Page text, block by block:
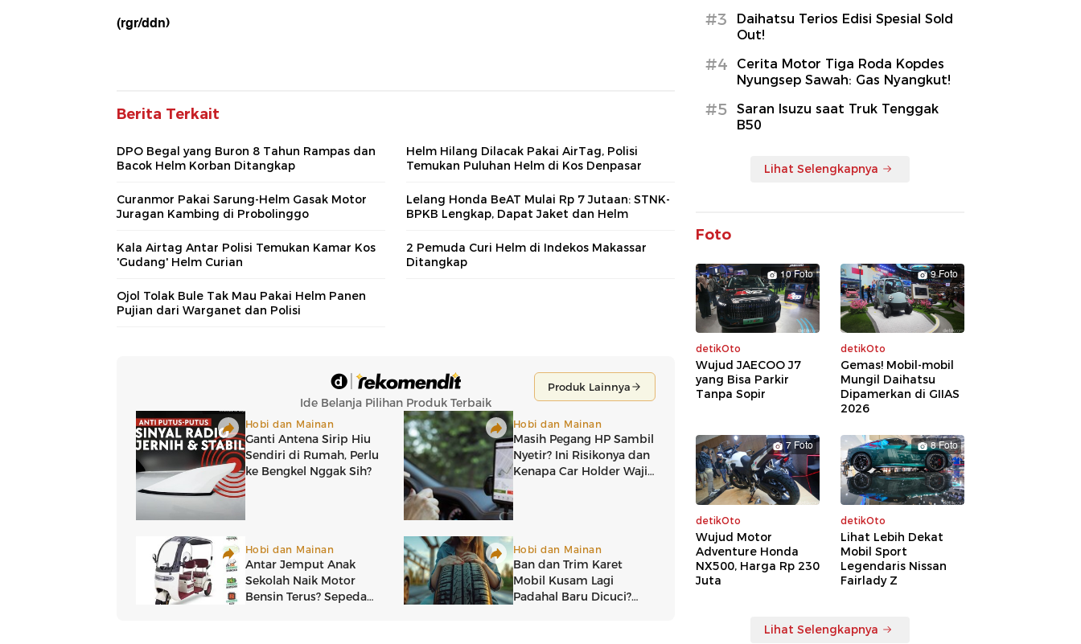
(rgr/ddn)
Berita Terkait
DPO Begal yang Buron 8 Tahun Rampas dan
Bacok Helm Korban Ditangkap
Helm Hilang Dilacak Pakai AirTag, Polisi
Temukan Puluhan Helm di Kos Denpasar
Curanmor Pakai Sarung-Helm Gasak Motor
Juragan Kambing di Probolinggo
Lelang Honda BeAT Mulai Rp 7 Jutaan: STNK-
BPKB Lengkap, Dapat Jaket dan Helm
Kala Airtag Antar Polisi Temukan Kamar Kos
'Gudang' Helm Curian
2 Pemuda Curi Helm di Indekos Makassar
Ditangkap
Ojol Tolak Bule Tak Mau Pakai Helm Panen
Pujian dari Warganet dan Polisi
#3
Daihatsu Terios Edisi Spesial Sold
Out!
#4
Cerita Motor Tiga Roda Kopdes
Nyungsep Sawah: Gas Nyangkut!
#5
Saran Isuzu saat Truk Tenggak
B50
Lihat Selengkapnya
Foto
10 Foto
detikOto
Wujud JAECOO J7
yang Bisa Parkir
Tanpa Sopir
9 Foto
detikOto
Gemas! Mobil-mobil
Mungil Daihatsu
Dipamerkan di GIIAS
2026
7 Foto
detikOto
Wujud Motor
Adventure Honda
NX500, Harga Rp 230
Juta
8 Foto
detikOto
Lihat Lebih Dekat
Mobil Sport
Legendaris Nissan
Fairlady Z
Lihat Selengkapnya